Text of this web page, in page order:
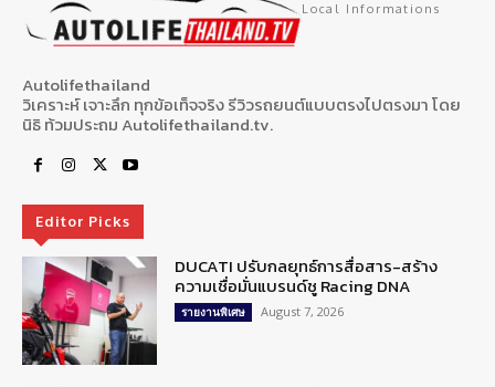
Local Informations
Autolifethailand
วิเคราะห์ เจาะลึก ทุกข้อเท็จจริง รีวิวรถยนต์แบบตรงไปตรงมา โดย
นิธิ ท้วมประถม Autolifethailand.tv.
Editor Picks
DUCATI ปรับกลยุทธ์การสื่อสาร-สร้าง
ความเชื่อมั่นแบรนด์ชู Racing DNA
รายงานพิเศษ August 7, 2026